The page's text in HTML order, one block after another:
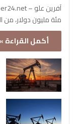
مئة مليون دولار،
أكمل القراءة »